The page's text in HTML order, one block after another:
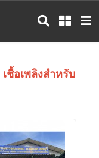
เชื้อเพลิงสำหรับ